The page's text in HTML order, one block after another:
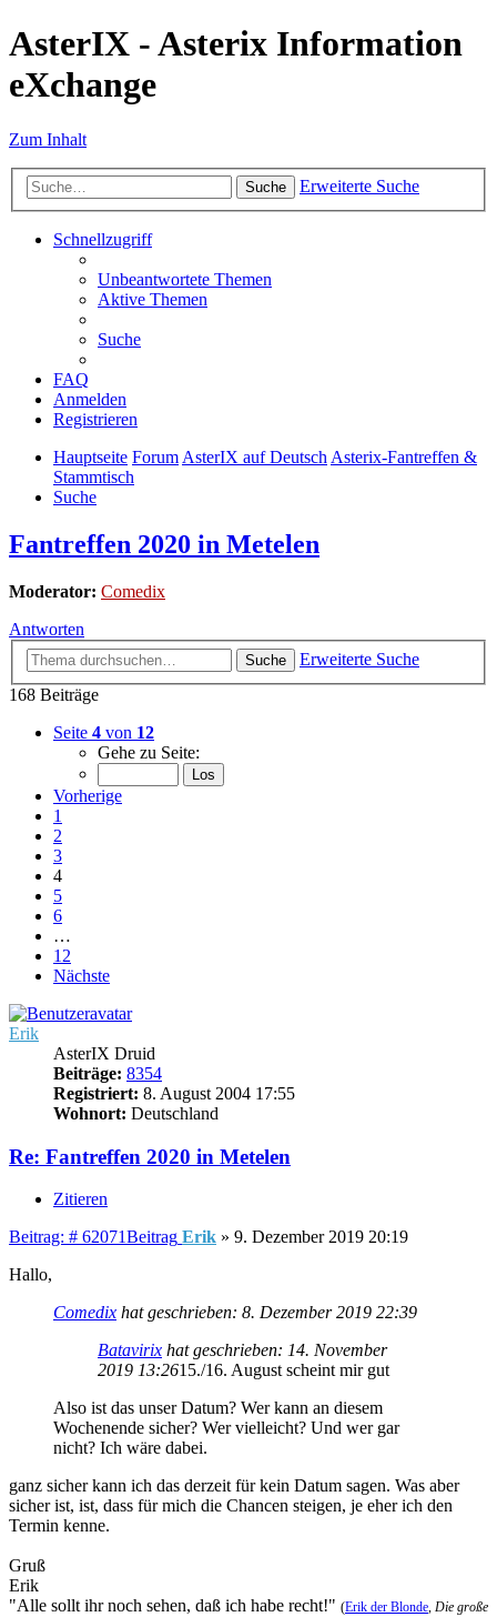
AsterIX - Asterix Information
eXchange
Zum Inhalt
Suche Erweiterte Suche
Schnellzugriff
Unbeantwortete Themen
Aktive Themen
Suche
FAQ
Anmelden
Registrieren
Hauptseite ForumAsterIX auf DeutschAsterix-Fantreffen &
Stammtisch
Suche
Fantreffen 2020 in Metelen
Moderator: Comedix
Antworten
Suche
Erweiterte Suche
168 Beiträge
Seite 4 von 12
Gehe zu Seite:
Vorherige
1
2
3
4
5
6
…
12
Nächste
Erik
AsterIX Druid
Beiträge: 8354
Registriert: 8. August 2004 17:55
Wohnort: Deutschland
Re: Fantreffen 2020 in Metelen
Zitieren
Beitrag: # 62071Beitrag Erik » 9. Dezember 2019 20:19
Hallo,
Comedix hat geschrieben: 8. Dezember 2019 22:39
Batavirix hat geschrieben: 14. November
2019 13:2615./16. August scheint mir gut
Also ist das unser Datum? Wer kann an diesem
Wochenende sicher? Wer vielleicht? Und wer gar
nicht? Ich wäre dabei.
ganz sicher kann ich das derzeit für kein Datum sagen. Was aber
sicher ist, ist, dass für mich die Chancen steigen, je eher ich den
Termin kenne.
Gruß
Erik
"Alle sollt ihr noch sehen, daß ich habe recht!" (Erik der Blonde, Die große